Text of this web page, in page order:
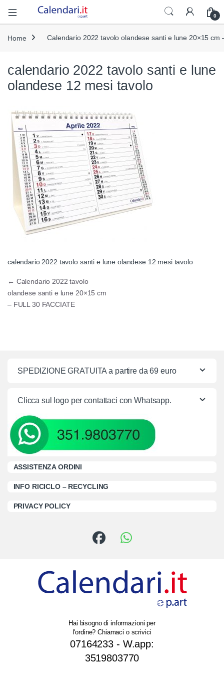
Open
0
Home Calendario 2022 tavolo olandese santi e lune 20×15 cm
calendario 2022 tavolo santi e lune
olandese 12 mesi tavolo
calendario 2022 tavolo santi e lune olandese 12 mesi tavolo
Navigazione articoli
← Calendario 2022 tavolo
olandese santi e lune 20×15 cm
– FULL 30 FACCIATE
SPEDIZIONE GRATUITA a partire da 69 euro
Clicca sul logo per contattaci con Whatsapp.
ASSISTENZA ORDINI
INFO RICICLO – RECYCLING
PRIVACY POLICY
Hai bisogno di informazioni per
l'ordine? Chiamaci o scrivici
07164233 - W.app:
3519803770